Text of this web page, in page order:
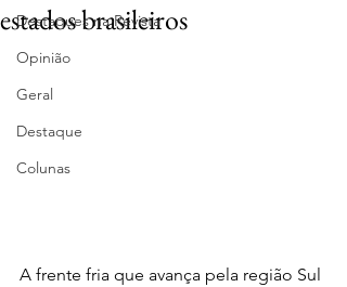
Destaques na Revista
Opinião
Geral
Destaque
Colunas
estados brasileiros
A frente fria que avança pela região Sul